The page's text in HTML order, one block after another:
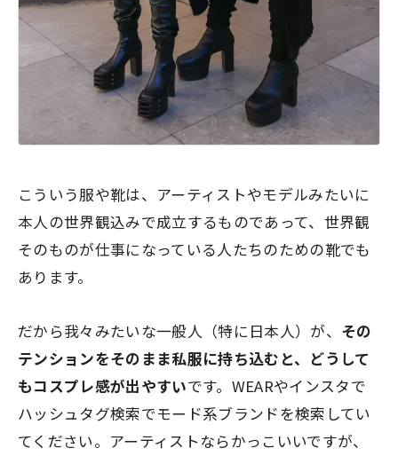
こういう服や靴は、アーティストやモデルみたいに
本人の世界観込みで成立するものであって、世界観
そのものが仕事になっている人たちのための靴でも
あります。
だから我々みたいな一般人（特に日本人）が、 その
テンションをそのまま私服に持ち込むと、どうして
もコスプレ感が出やすいです。WEARやインスタで
ハッシュタグ検索でモード系ブランドを検索してい
てください。アーティストならかっこいいですが、